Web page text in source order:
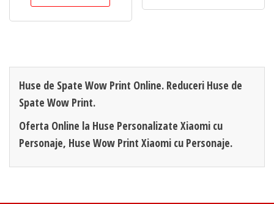
Huse de Spate Wow Print Online. Reduceri Huse de
Spate Wow Print.
Oferta Online la Huse Personalizate Xiaomi cu
Personaje, Huse Wow Print Xiaomi cu Personaje.